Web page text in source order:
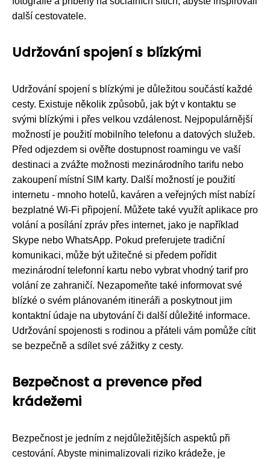
další cestovatele.
Udržování spojení s blízkými
Udržování spojení s blízkými je důležitou součástí každé
cesty. Existuje několik způsobů, jak být v kontaktu se
svými blízkými i přes velkou vzdálenost. Nejpopulárnější
možností je použití mobilního telefonu a datových služeb.
Před odjezdem si ověřte dostupnost roamingu ve vaší
destinaci a zvážte možnosti mezinárodního tarifu nebo
zakoupení místní SIM karty. Další možností je použití
internetu - mnoho hotelů, kaváren a veřejných míst nabízí
bezplatné Wi-Fi připojení. Můžete také využít aplikace pro
volání a posílání zpráv přes internet, jako je například
Skype nebo WhatsApp. Pokud preferujete tradiční
komunikaci, může být užitečné si předem pořídit
mezinárodní telefonní kartu nebo vybrat vhodný tarif pro
volání ze zahraničí. Nezapomeňte také informovat své
blízké o svém plánovaném itineráři a poskytnout jim
kontaktní údaje na ubytování či další důležité informace.
Udržování spojenosti s rodinou a přáteli vám pomůže cítit
se bezpečně a sdílet své zážitky z cesty.
Bezpečnost a prevence před
krádežemi
Bezpečnost je jedním z nejdůležitějších aspektů při
cestování. Abyste minimalizovali riziko krádeže, je